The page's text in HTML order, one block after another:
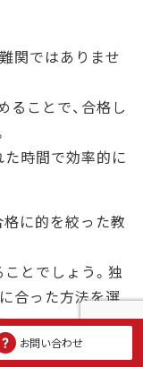
関ではありませ
ることで、合格し
た時間で効率的に
に的を絞った教
とでしょう。独
合った方法を選
お問い合わせ